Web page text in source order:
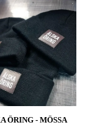
ÖRING - MÖSSA